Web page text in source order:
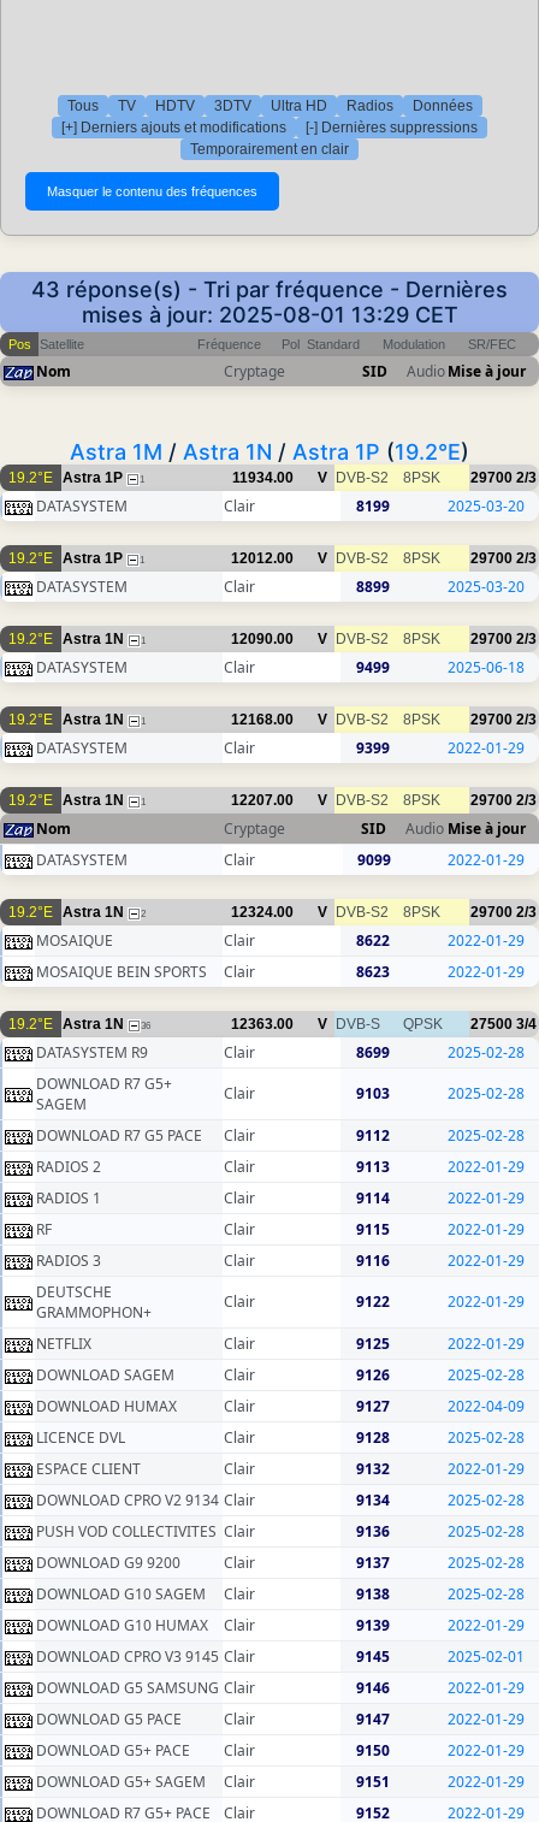
Tous TV HDTV 3DTV Ultra HD Radios
Données
[+] Derniers ajouts et modifications
[-] Dernières suppressions
Temporairement en clair
43 réponse(s) - Tri par fréquence - Dernières
mises à jour: 2025-08-01 13:29 CET
Pos Satellite Fréquence Pol Standard Modulation SR/FEC
Nom Cryptage SID AudioMise à jour
Astra 1M / Astra 1N / Astra 1P (19.2°E)
19.2°E Astra 1P 1 11934.00 V DVB-S2 8PSK 29700 2/3
DATASYSTEM Clair 8199 2025-03-20
19.2°E Astra 1P 1 12012.00 V DVB-S2 8PSK 29700 2/3
DATASYSTEM Clair 8899 2025-03-20
19.2°E Astra 1N 1 12090.00 V DVB-S2 8PSK 29700 2/3
DATASYSTEM Clair 9499 2025-06-18
19.2°E Astra 1N 1 12168.00 V DVB-S2 8PSK 29700 2/3
DATASYSTEM Clair 9399 2022-01-29
19.2°E Astra 1N 1 12207.00 V DVB-S2 8PSK 29700 2/3
Nom Cryptage SID Audio Mise à jour
DATASYSTEM
Clair 9099 2022-01-29
19.2°E Astra 1N 2 12324.00 V DVB-S2 8PSK 29700 2/3
MOSAIQUE Clair 8622
2022-01-29
MOSAIQUE BEIN SPORTS
Clair 8623 2022-01-29
19.2°E Astra 1N 36 12363.00 V DVB-S QPSK 27500 3/4
DATASYSTEM R9 Clair 8699
2025-02-28
DOWNLOAD R7 G5+
SAGEM
Clair 9103 2025-02-28
DOWNLOAD R7 G5 PACE Clair 9112
2025-02-28
RADIOS 2
Clair 9113
2022-01-29
RADIOS 1
Clair 9114
2022-01-29
RF
Clair 9115
2022-01-29
RADIOS 3
Clair 9116
2022-01-29
DEUTSCHE
GRAMMOPHON+
Clair 9122 2022-01-29
NETFLIX Clair 9125
2022-01-29
DOWNLOAD SAGEM
Clair 9126
2025-02-28
DOWNLOAD HUMAX
Clair 9127
2022-04-09
LICENCE DVL
Clair 9128
2025-02-28
ESPACE CLIENT
Clair 9132
2022-01-29
DOWNLOAD CPRO V2 9134 Clair 9134
2025-02-28
PUSH VOD COLLECTIVITES Clair 9136
2025-02-28
DOWNLOAD G9 9200
Clair 9137
2025-02-28
DOWNLOAD G10 SAGEM
Clair 9138
2025-02-28
DOWNLOAD G10 HUMAX
Clair 9139
2022-01-29
DOWNLOAD CPRO V3 9145 Clair 9145
2025-02-01
DOWNLOAD G5 SAMSUNG Clair 9146
2022-01-29
DOWNLOAD G5 PACE
Clair 9147
2022-01-29
DOWNLOAD G5+ PACE
Clair 9150
2022-01-29
DOWNLOAD G5+ SAGEM
Clair 9151
2022-01-29
DOWNLOAD R7 G5+ PACE
Clair 9152 2022-01-29